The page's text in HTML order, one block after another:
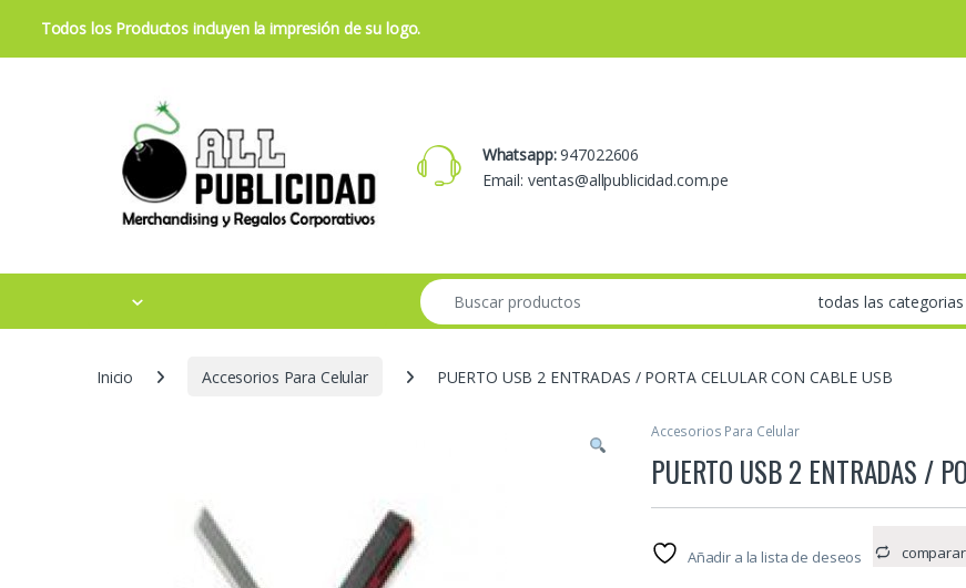
Todos los Productos incluyen la impresión de su logo.
Whatsapp:947022606
Email: ventas@allpublicidad.com.pe
Search for:
Inicio Accesorios Para Celular PUERTO USB 2 ENTRADAS / PORTA CELULAR CON CABLE USB
Accesorios Para Celular
PUERTO USB 2 ENTRADAS /
Añadir a la lista de deseos comparar